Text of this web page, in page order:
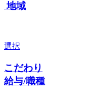
地域
選択
こだわり
給与/職種